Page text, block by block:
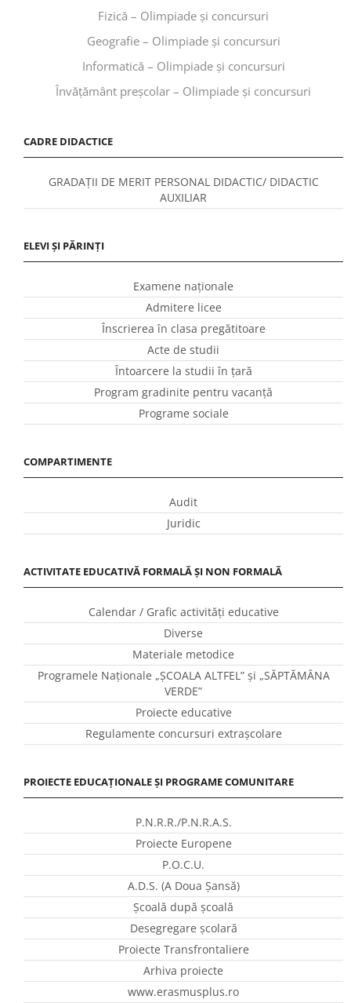
Fizică – Olimpiade și concursuri
Geografie – Olimpiade și concursuri
Informatică – Olimpiade și concursuri
Învăţământ preşcolar – Olimpiade și concursuri
CADRE DIDACTICE
GRADAȚII DE MERIT PERSONAL DIDACTIC/ DIDACTIC
AUXILIAR
ELEVI ȘI PĂRINȚI
Examene naționale
Admitere licee
Înscrierea în clasa pregătitoare
Acte de studii
Întoarcere la studii în ţară
Program gradinite pentru vacanţă
Programe sociale
COMPARTIMENTE
Audit
Juridic
ACTIVITATE EDUCATIVĂ FORMALĂ ȘI NON FORMALĂ
Calendar / Grafic activităţi educative
Diverse
Materiale metodice
Programele Naţionale „ŞCOALA ALTFEL” și „SĂPTĂMÂNA
VERDE”
Proiecte educative
Regulamente concursuri extraşcolare
PROIECTE EDUCAȚIONALE ȘI PROGRAME COMUNITARE
P.N.R.R./P.N.R.A.S.
Proiecte Europene
P.O.C.U.
A.D.S. (A Doua Șansă)
Școală după școală
Desegregare școlară
Proiecte Transfrontaliere
Arhiva proiecte
www.erasmusplus.ro